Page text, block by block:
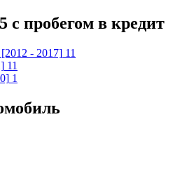
с пробегом в кредит
[2012 - 2017] 11
11
1